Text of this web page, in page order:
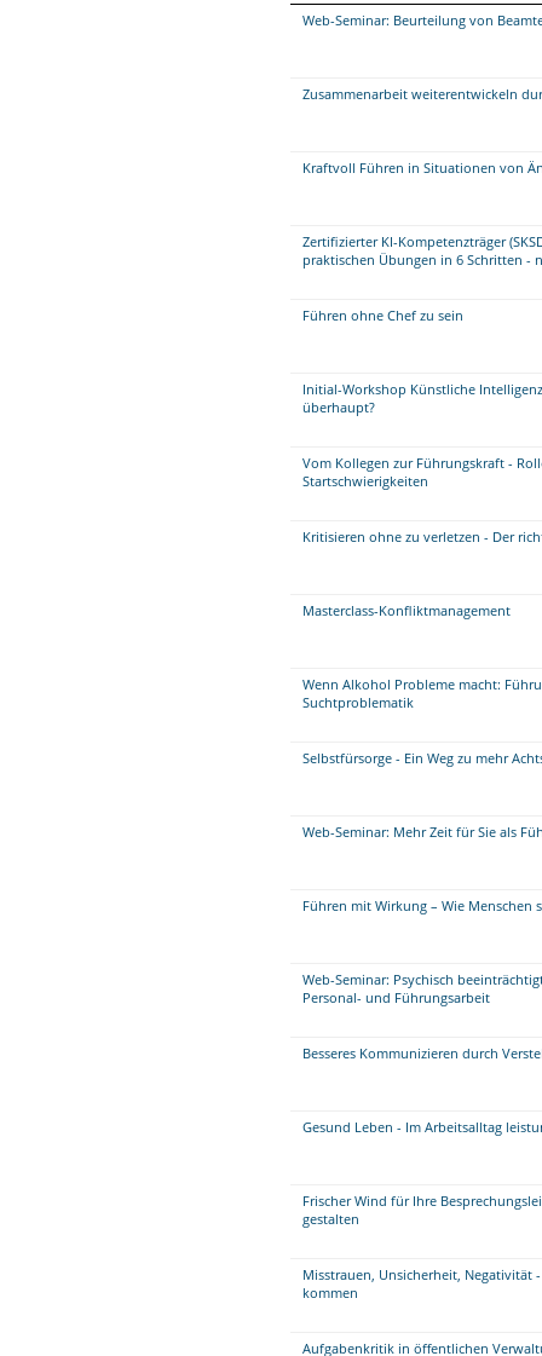
Web-Seminar: Beurteilung von
Zusammenarbeit weiterentwickeln
Kraftvoll Führen in Situationen von
Zertifizierter KI-Kompetenzträger
praktischen Übungen in 6 Schritten -
Führen ohne Chef zu sein
Initial-Workshop Künstliche
überhaupt?
Vom Kollegen zur Führungskraft -
Startschwierigkeiten
Kritisieren ohne zu verletzen - Der
Masterclass-Konfliktmanagement
Wenn Alkohol Probleme macht:
Suchtproblematik
Selbstfürsorge - Ein Weg zu mehr
Web-Seminar: Mehr Zeit für Sie als
Führen mit Wirkung – Wie Menschen
Web-Seminar: Psychisch
Personal- und Führungsarbeit
Besseres Kommunizieren durch
Gesund Leben - Im Arbeitsalltag
Frischer Wind für Ihre
gestalten
Misstrauen, Unsicherheit, Negativität
kommen
Aufgabenkritik in öffentlichen